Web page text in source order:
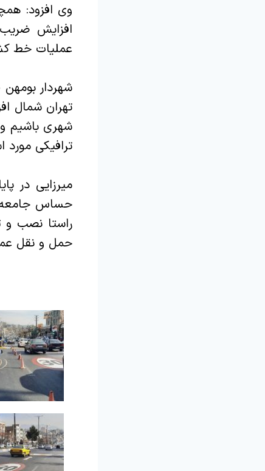
وی افزود:
افزایش
عملیات خط
شهردار
تهران شمال
شهری باشیم
ترافیکی مورد
میرزایی در
حساس جامعه
راستا نصب و
حمل و نقل